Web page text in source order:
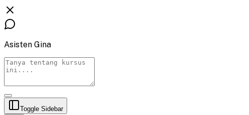
Asisten Gina
Toggle Sidebar